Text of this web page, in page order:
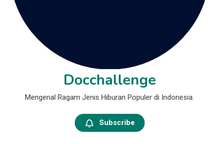
Docchallenge
Mengenal Ragam Jenis Hiburan Populer di Indonesia.
Subscribe